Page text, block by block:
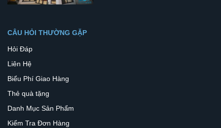
CÂU HỎI THƯỜNG GẶP
Hỏi Đáp
Liên Hệ
Biểu Phí Giao Hàng
Thẻ quà tặng
Danh Mục Sản Phẩm
Kiểm Tra Đơn Hàng